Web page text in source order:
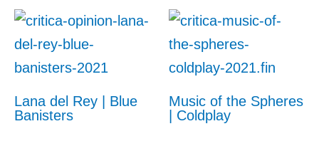
Lana del Rey | Blue
Banisters
Music of the Spheres
| Coldplay